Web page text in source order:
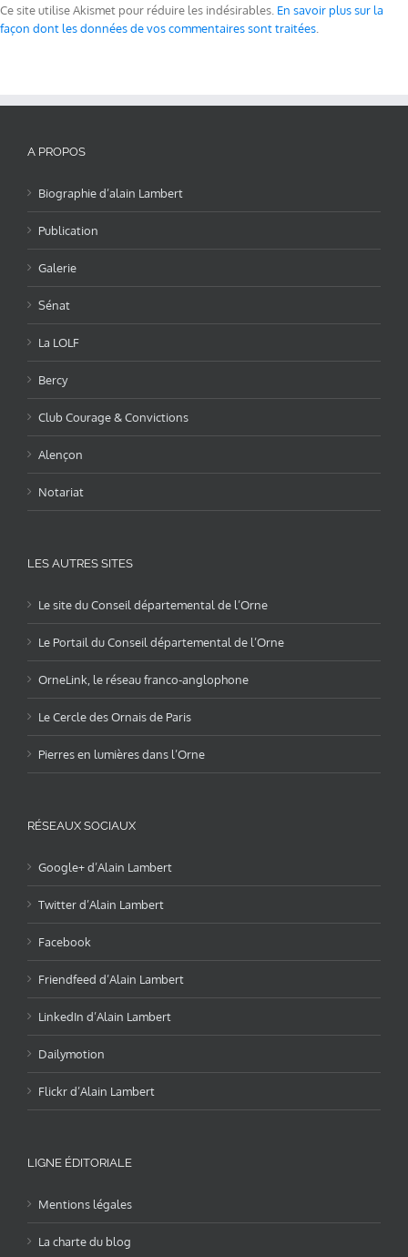
Ce site utilise Akismet pour réduire les indésirables. En savoir plus sur la
façon dont les données de vos commentaires sont traitées
A PROPOS
Biographie d’alain Lambert
Publication
Galerie
Sénat
La LOLF
Bercy
Club Courage & Convictions
Alençon
Notariat
LES AUTRES SITES
Le site du Conseil départemental de l’Orne
Le Portail du Conseil départemental de l’Orne
OrneLink, le réseau franco-anglophone
Le Cercle des Ornais de Paris
Pierres en lumières dans l’Orne
RÉSEAUX SOCIAUX
Google+ d’Alain Lambert
Twitter d’Alain Lambert
Facebook
Friendfeed d’Alain Lambert
LinkedIn d’Alain Lambert
Dailymotion
Flickr d’Alain Lambert
LIGNE ÉDITORIALE
Mentions légales
La charte du blog